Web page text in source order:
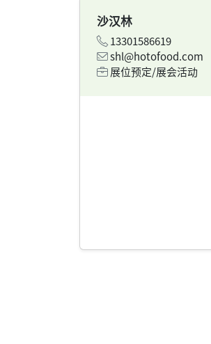
沙汉林
13301586619
shl@hotofood.com
展位预定/展会活动